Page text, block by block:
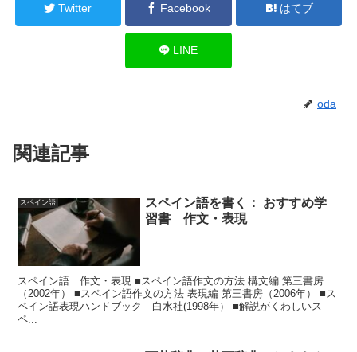
Twitter Facebook はてブ
LINE
oda
関連記事
スペイン語
スペイン語を書く： おすすめ学
習書 作文・表現
スペイン語 作文・表現 ■スペイン語作文の方法 構文編 第三書房
（2002年） ■スペイン語作文の方法 表現編 第三書房（2006年） ■ス
ペイン語表現ハンドブック 白水社(1998年） ■解説がくわしいス
ペ...